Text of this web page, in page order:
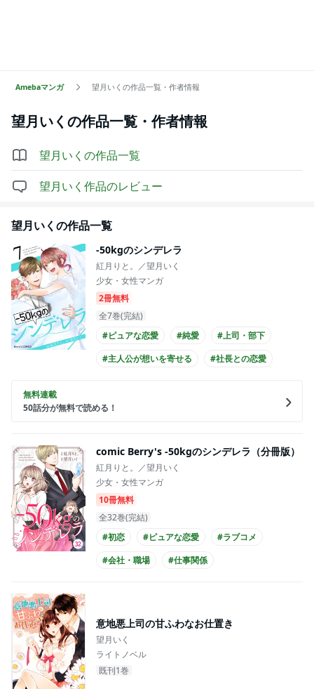
Amebaマンガ 望月いくの作品一覧・作者情報
望月いく の作品一覧・作者情報
望月いく の作品一覧
望月いく 作品のレビュー
望月いく の作品一覧
-50kgのシンデレラ
紅月りと。／望月いく
少女・女性マンガ
2冊無料
全7巻(完結)
#ピュアな恋愛
#純愛
#上司・部下
#主人公が想いを寄せる
#社長との恋愛
#主人公が20代女性
無料連載
50話分が無料で読める！
comic Berry's -50kgのシンデレラ（分冊版）
紅月りと。／望月いく
少女・女性マンガ
10冊無料
全32巻(完結)
#初恋
#ピュアな恋愛
#ラブコメ
#会社・職場
#仕事関係
#主人公が20代女性
意地悪上司の甘ふわなお仕置き
望月いく
ライトノベル
既刊1巻